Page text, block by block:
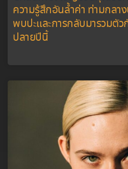
ความรู้สึกอันล้ำค่า ท่ามกลา
พบปะและการกลับมารวมตั
ปลายปีนี้​